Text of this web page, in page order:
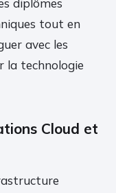
diplômes
tout en
avec les
la technologie
Cloud et